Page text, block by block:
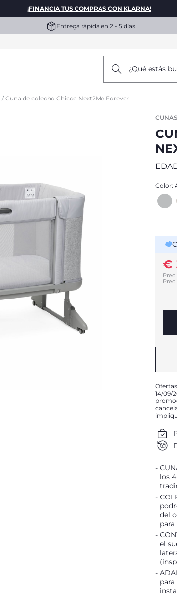
¡FINANCIA TUS COMPRAS CON KLARNA!
Entrega rápida en 2 - 5 días
¿Qué estás
Cuna de colecho Chicco Next2Me Forever
Color:
€
14/09/
los
del
el